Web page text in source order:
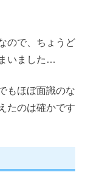
ので、ちょうど
いました…
もほぼ面識のな
たのは確かです